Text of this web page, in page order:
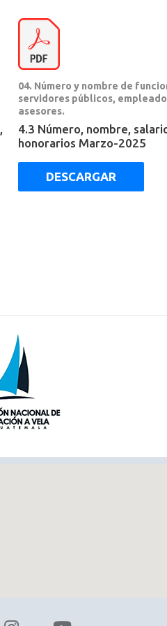
04. Número y nombre de
servidores públicos,
asesores.
4.3 Número, nombre,
honorarios Marzo-2025
DESCARGAR